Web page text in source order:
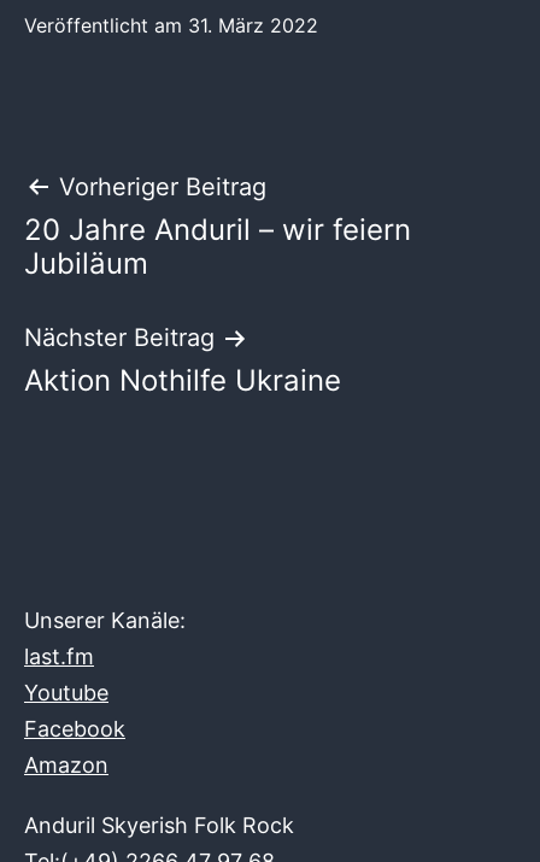
Veröffentlicht am 31. März 2022
Beitragsnavigation
Vorheriger Beitrag
20 Jahre Anduril – wir feiern
Jubiläum
Nächster Beitrag
Aktion Nothilfe Ukraine
Unserer Kanäle:
last.fm
Youtube
Facebook
Amazon
Anduril Skyerish Folk Rock